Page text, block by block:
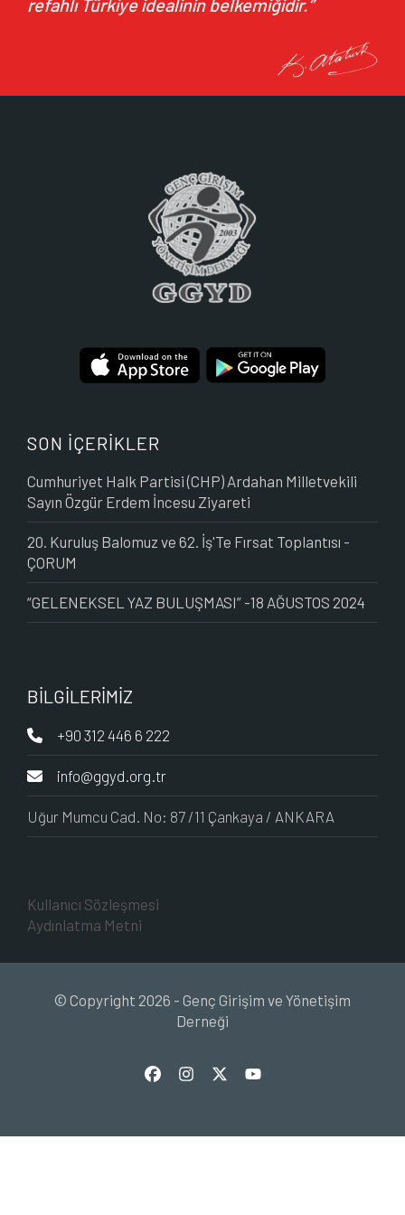
refahlı Türkiye idealinin belkemiğidir.”
SON İÇERİKLER
Cumhuriyet Halk Partisi (CHP) Ardahan Milletvekili
Sayın Özgür Erdem İncesu Ziyareti
20. Kuruluş Balomuz ve 62. İş'Te Fırsat Toplantısı -
ÇORUM
“GELENEKSEL YAZ BULUŞMASI” -18 AĞUSTOS 2024
BİLGİLERİMİZ
+90 312 446 6 222
info@ggyd.org.tr
Uğur Mumcu Cad. No: 87 /11 Çankaya / ANKARA
Kullanıcı Sözleşmesi
Aydınlatma Metni
© Copyright 2026 - Genç Girişim ve Yönetişim
Derneği